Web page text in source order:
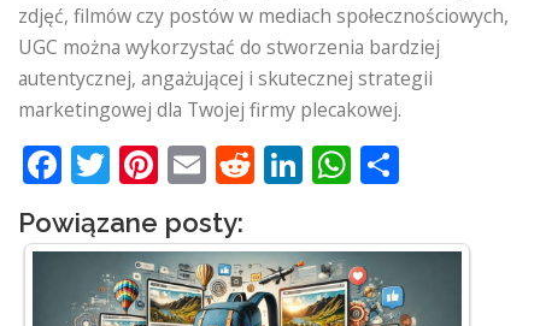
zdjęć, filmów czy postów w mediach społecznościowych,
UGC można wykorzystać do stworzenia bardziej
autentycznej, angażującej i skutecznej strategii
marketingowej dla Twojej firmy plecakowej.
Facebook
Twitter
Pinterest
EmailReddit
LinkedIn
WhatsApp
Powiązane posty: